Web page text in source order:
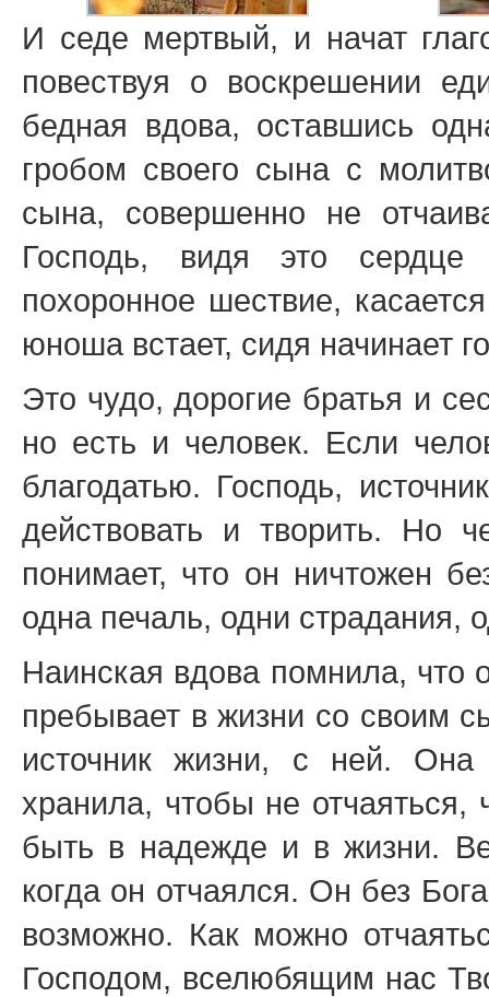
И седе мертвый, и начат
повествуя о воскрешении
бедная вдова, оставшись
гробом своего сына с
сына, совершенно не
Господь, видя это сердце
похоронное шествие,
юноша встает, сидя начинает
Это чудо, дорогие братья и
но есть и человек. Если
благодатью. Господь,
действовать и творить. Но
понимает, что он ничтожен
одна печаль, одни страдания,
Наинская вдова помнила, что
пребывает в жизни со своим
источник жизни, с ней.
хранила, чтобы не
быть в надежде и в жизни.
когда он отчаялся. Он без
возможно. Как можно
Господом, вселюбящим нас